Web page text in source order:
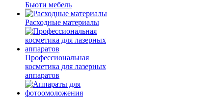
Бьюти мебель
Расходные материалы
Профессиональная
косметика для лазерных
аппаратов